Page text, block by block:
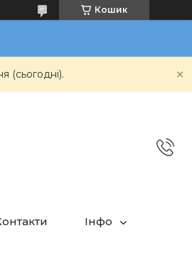
Кошик
(сьогодні).
Інфо